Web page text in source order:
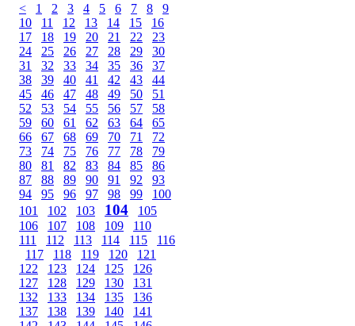
<
1 2 3 4 5 6 7 8
9
10
11 12 13 14 15
16
17
18 19 20 21 22
23
24
25 26 27 28 29
30
31
32 33 34 35 36
37
38
39 40 41 42 43
44
45
46 47 48 49 50
51
52
53 54 55 56 57
58
59
60 61 62 63 64
65
66
67 68 69 70 71
72
73
74 75 76 77 78
79
80
81 82 83 84 85
86
87
88 89 90 91 92
93
94
95 96 97 98 99
100
101
102 103 104
105
106
107 108 109
110
111
112 113 114 115
116
117
118 119 120
121
122
123 124 125
126
127
128 129 130
131
132
133 134 135
136
137
138 139 140
141